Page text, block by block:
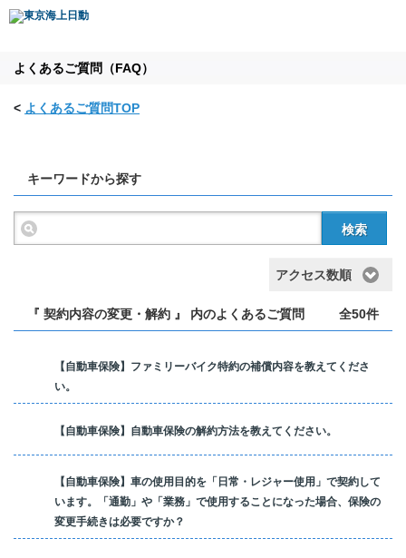
よくあるご質問（FAQ）
< よくあるご質問TOP
キーワードから探す
検索
アクセス数順
『 契約内容の変更・解約 』 内のよくあるご質問 全50件
【自動車保険】ファミリーバイク特約の補償内容を教えてくださ
い。
【自動車保険】自動車保険の解約方法を教えてください。
【自動車保険】車の使用目的を「日常・レジャー使用」で契約して
います。「通勤」や「業務」で使用することになった場合、保険の
変更手続きは必要ですか？